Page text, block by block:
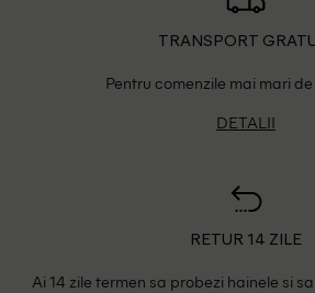
TRANSPORT
Pentru comenzile mai mari
DETALII
RETUR 14 ZILE
Ai 14 zile termen sa probezi hainele si